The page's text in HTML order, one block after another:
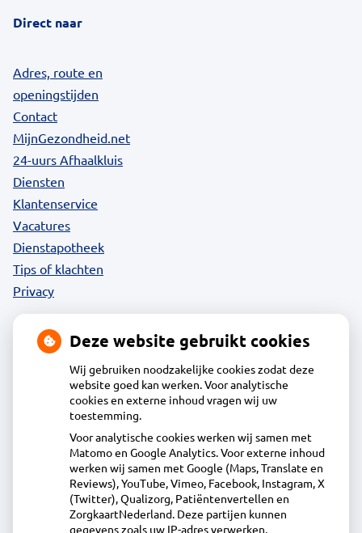
Direct naar
Adres, route en
openingstijden
Contact
MijnGezondheid.net
24-uurs Afhaalkluis
Diensten
Klantenservice
Vacatures
Dienstapotheek
Tips of klachten
Privacy
Acdapha Apotheek De Groene Wijzend
Plantage 29, 1695BA Blokker
0229-23 90 36
info@apotheekdegroenewijzend.nl
Inschrijven
Deze website gebruikt cookies
Wij gebruiken noodzakelijke cookies zodat deze
website goed kan werken. Voor analytische
cookies en externe inhoud vragen wij uw
toestemming.
Voor analytische cookies werken wij samen met
Matomo en Google Analytics. Voor externe inhoud
werken wij samen met Google (Maps, Translate en
Reviews), YouTube, Vimeo, Facebook, Instagram, X
(Twitter), Qualizorg, Patiëntenvertellen en
ZorgkaartNederland. Deze partijen kunnen
gegevens zoals uw IP-adres verwerken.